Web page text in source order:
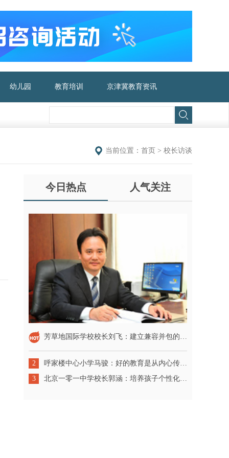
幼儿园 教育培训 京津冀教育资讯
当前位置： 首页 > 校长访谈
今日热点 人气关注
芳草地国际学校校长刘飞：建立兼容并包的校园文化
2
呼家楼中心小学马骏：好的教育是从内心传递出来的
3
北京一零一中学校长郭涵：培养孩子个性化发展